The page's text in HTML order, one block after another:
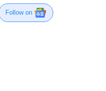
Follow on